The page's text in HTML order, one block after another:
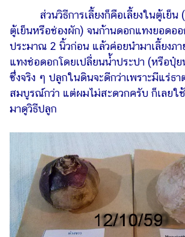
ออนไลน์
เรียน
เลข
ออนไลน์
ติดต่อ
โฆษณา
แจ้ง
ร่วม
งาน
กับ
เรา
ส่วนวิธีการเลี้ยงก็คือเลี้ยงในตู้เย็น
ตู้เย็นหรือช่องผัก) จนก้านดอกแทงยอดอ
ประมาณ 2 นิ้วก่อน แล้วค่อยนำมาเลี้ยงภ
แทงช่อดอกโดยเปลี่ยนน้ำประปา (หรือปุ๋
ซึ่งจริง ๆ ปลูกในดินจะดีกว่าเพราะมีแร่ธา
สมบูรณ์กว่า แต่ผมไม่สะดวกครับ ก็เลยใ
มาดูวิธีปลูก